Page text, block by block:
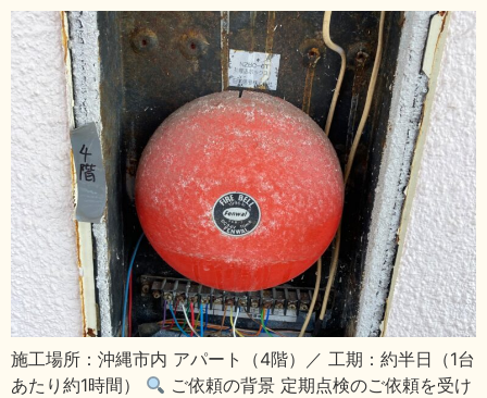
施工場所：沖縄市内 アパート（4階）／ 工期：約半日（1台
あたり約1時間）
ご依頼の背景 定期点検のご依頼を受け